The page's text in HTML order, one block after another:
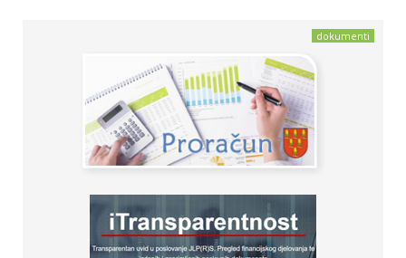
dokumenti